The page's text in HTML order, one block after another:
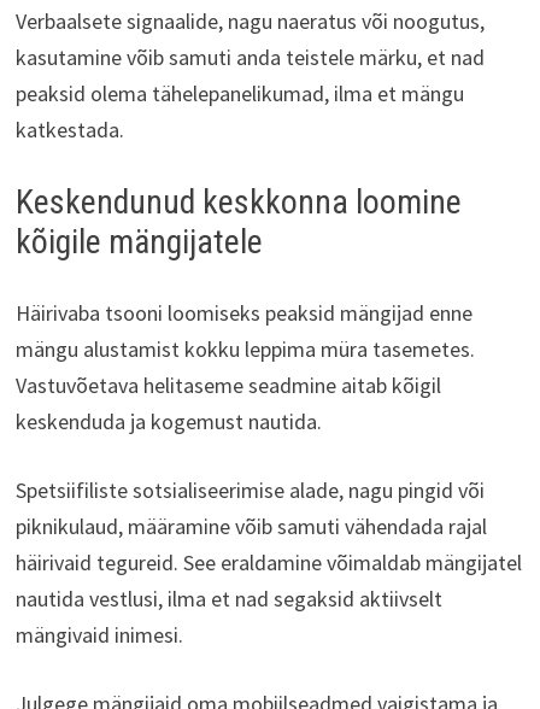
Verbaalsete signaalide, nagu naeratus või noogutus,
kasutamine võib samuti anda teistele märku, et nad
peaksid olema tähelepanelikumad, ilma et mängu
katkestada.
Keskendunud keskkonna loomine
kõigile mängijatele
Häirivaba tsooni loomiseks peaksid mängijad enne
mängu alustamist kokku leppima müra tasemetes.
Vastuvõetava helitaseme seadmine aitab kõigil
keskenduda ja kogemust nautida.
Spetsiifiliste sotsialiseerimise alade, nagu pingid või
piknikulaud, määramine võib samuti vähendada rajal
häirivaid tegureid. See eraldamine võimaldab mängijatel
nautida vestlusi, ilma et nad segaksid aktiivselt
mängivaid inimesi.